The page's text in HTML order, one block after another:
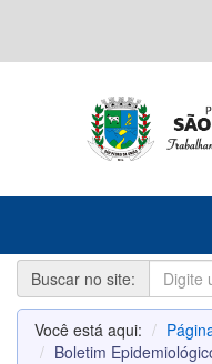
Buscar no site:
Você está aqui:
Boletim